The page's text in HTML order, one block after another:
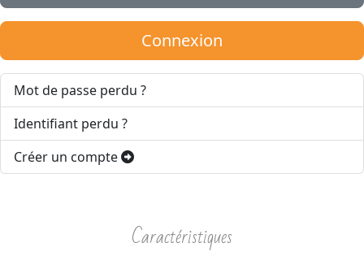
Connexion
Mot de passe perdu ?
Identifiant perdu ?
Créer un compte
Caractéristiques